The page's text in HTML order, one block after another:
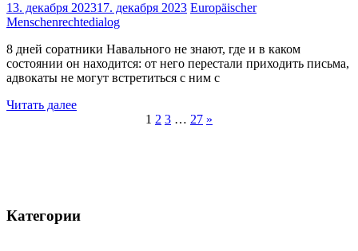
13. декабря 202317. декабря 2023 Europäischer
Menschenrechtedialog
8 дней соратники Навального не знают, где и в каком
состоянии он находится: от него перестали приходить письма,
адвокаты не могут встретиться с ним с
Читать далее
1 2 3 … 27 »
Категории